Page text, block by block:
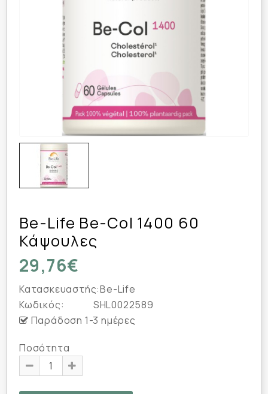
Be-Life Be-Col 1400 60
Κάψουλες
29,76€
Κατασκευαστής:Be-Life
Κωδικός:
SHL0022589
Παράδοση 1-3 ημέρες
Ποσότητα